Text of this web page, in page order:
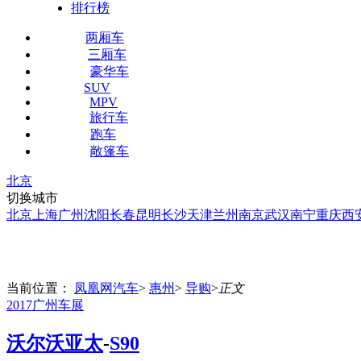
排行榜
两厢车
三厢车
豪华车
SUV
MPV
旅行车
跑车
敞篷车
北京
切换城市
北京 上海广州沈阳长春昆明长沙天津兰州南京武汉南宁重庆西
当前位置： 凤凰网汽车> 惠州> 导购>正文
2017广州车展
沃尔沃亚太-S90